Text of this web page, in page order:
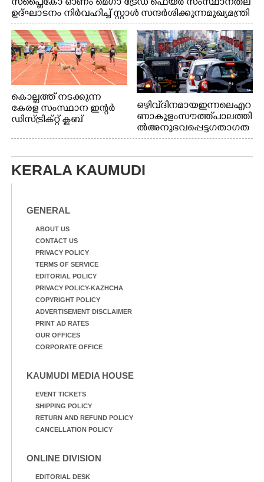
സപ്ളൈകോ ഓണം മെഗാ ട്രേഡ് ഫെയർ സംസ്ഥാനതല
ഉദ്ഘാടനം നിർവഹിച്ച് സ്റ്റാൾ സന്ദർശിക്കുന്ന മുഖ്യമന്ത്രി
വി.ഡി. സതീശൻ. മന്ത്രി അനൂപ് ജേക്കബ് സമീപം
കൊല്ലത്ത് നടക്കുന്ന
കേരള സംസ്ഥാന ഇന്റർ
ഡിസ്ട്രിക്റ്റ് ക്ലബ്
ചാമ്പ്യൻഷിപ്പിൽ അണ്ടർ
20 ആൺകുട്ടികളുടെ 200
മീറ്റർ ഓട്ടം ഫൈനൽ
മത്സരത്തിനിടെ സിന്തറ്റിക്
ട്രാക്കിന് കുറുകെ ഓടുന്ന
ഒഴിവ് ദിനമായ ഇന്നലെ എറ
ണാകുളം സൗത്ത് പാലത്തി
ൽ അനുഭവപ്പെട്ട ഗതാഗത
ക്കുരുക്ക്
KERALA KAUMUDI
GENERAL
ABOUT US
CONTACT US
PRIVACY POLICY
TERMS OF SERVICE
EDITORIAL POLICY
PRIVACY POLICY-KAZHCHA
COPYRIGHT POLICY
ADVERTISEMENT DISCLAIMER
PRINT AD RATES
OUR OFFICES
CORPORATE OFFICE
KAUMUDI MEDIA HOUSE
EVENT TICKETS
SHIPPING POLICY
RETURN AND REFUND POLICY
CANCELLATION POLICY
ONLINE DIVISION
EDITORIAL DESK